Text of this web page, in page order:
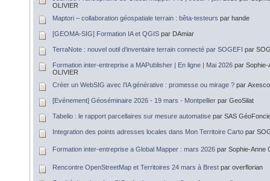
OLIVIER
Maptori – collaboration géospatiale terrain : bêta-testeurs par hande
[GEOMA-SIG] Formation IA et QGIS par DAmiar
TerraNote : nouvel outil d’inventaire terrain connecté par SOGEFI par
Formation inter-entreprise a MAPublisher | En ligne | Mai 2026 par Sophie-
OLIVIER
Créer un WebSIG avec l’IA générative : promesse ou mirage ? par
[Evénement] Géoséminaire 2026 - 19 mars - Montpellier par GeoSilat
Tabelio : le rapport parcellaires sur mesure automatise par SAS
Integration des points adresses locales dans Mon Territoire Carto par
Formation inter-entreprise a Global Mapper : mars 2026 par Sophie-Anne
Rencontre OpenStreetMap et Territoires 24 mars à Brest par overflorian